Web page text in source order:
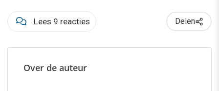
Lees 9 reacties Delen
Over de auteur